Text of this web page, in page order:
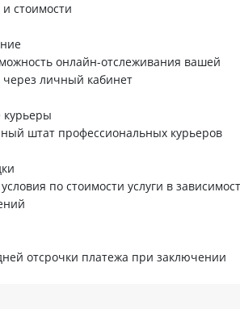
стоимости
онлайн-отслеживания вашей
личный кабинет
штат профессиональных курьеров
по стоимости услуги в
отсрочки платежа при заключении